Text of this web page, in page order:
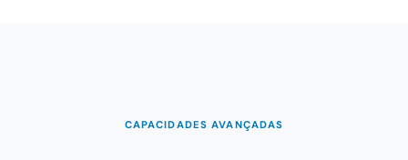
CAPACIDADES AVANÇADAS